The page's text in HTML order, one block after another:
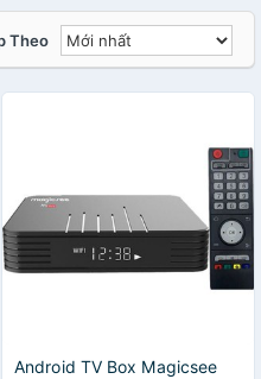
Theo
Android TV Box Magicsee